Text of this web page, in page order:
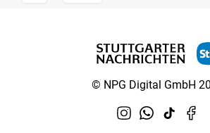
© NPG Digital GmbH